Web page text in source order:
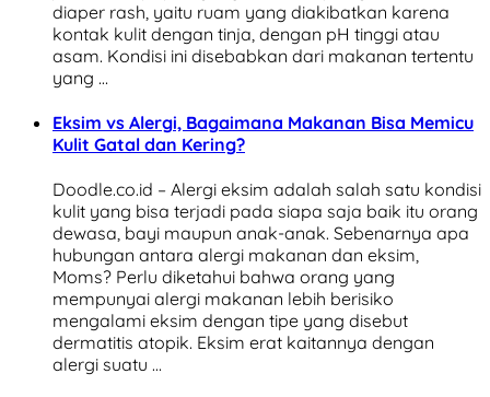
diaper rash, yaitu ruam yang diakibatkan karena
kontak kulit dengan tinja, dengan pH tinggi atau
asam. Kondisi ini disebabkan dari makanan tertentu
yang …
Eksim vs Alergi, Bagaimana Makanan Bisa Memicu
Kulit Gatal dan Kering?
Doodle.co.id – Alergi eksim adalah salah satu kondisi
kulit yang bisa terjadi pada siapa saja baik itu orang
dewasa, bayi maupun anak-anak. Sebenarnya apa
hubungan antara alergi makanan dan eksim,
Moms? Perlu diketahui bahwa orang yang
mempunyai alergi makanan lebih berisiko
mengalami eksim dengan tipe yang disebut
dermatitis atopik. Eksim erat kaitannya dengan
alergi suatu …